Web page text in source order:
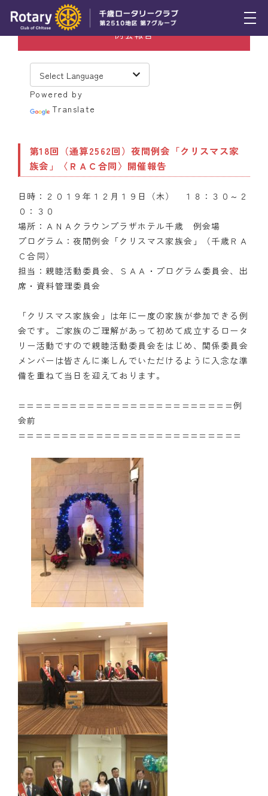
トピックス
例会報告
スケジュール
木曜会
組織図
クラブのあゆみ
クラブの歴史
歴代会長・幹事
記念誌
案内
リンク集
入会のご案内
例会報告
Powered by
Translate
第18回（通算2562回）夜間例会「クリスマス家
族会」〈ＲＡＣ合同〉開催報告
日時：２０１９年１２月１９日（木） １８：３０～２
０：３０
場所：ＡＮＡクラウンプラザホテル千歳 例会場
プログラム：夜間例会「クリスマス家族会」（千歳ＲＡ
Ｃ合同）
担当：親睦活動委員会、ＳＡＡ・プログラム委員会、出
席・資料管理委員会
「クリスマス家族会」は年に一度の家族が参加できる例
会です。ご家族のご理解があって初めて成立するロータ
リー活動ですので親睦活動委員会をはじめ、関係委員会
メンバーは皆さんに楽しんでいただけるように入念な準
備を重ねて当日を迎えております。
=========================例
会前
==========================